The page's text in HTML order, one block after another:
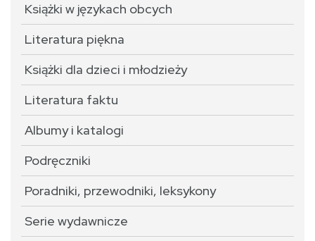
Książki w językach obcych
Literatura piękna
Książki dla dzieci i młodzieży
Literatura faktu
Albumy i katalogi
Podręczniki
Poradniki, przewodniki, leksykony
Serie wydawnicze